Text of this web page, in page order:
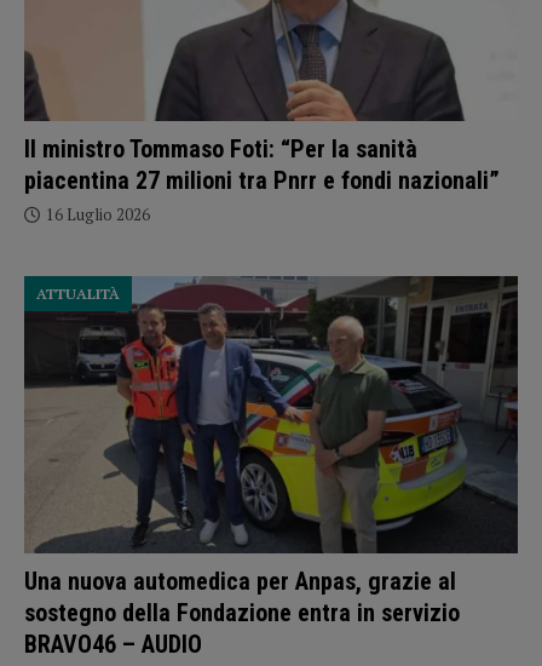
Il ministro Tommaso Foti: “Per la sanità
piacentina 27 milioni tra Pnrr e fondi nazionali”
16 Luglio 2026
Una nuova automedica per Anpas, grazie al
sostegno della Fondazione entra in servizio
BRAVO46 – AUDIO
ATTUALITÀ